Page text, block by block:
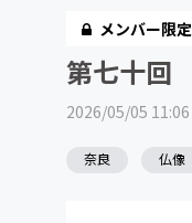
メンバー限定
第七十回
2026/05/05 11:06
奈良 仏像